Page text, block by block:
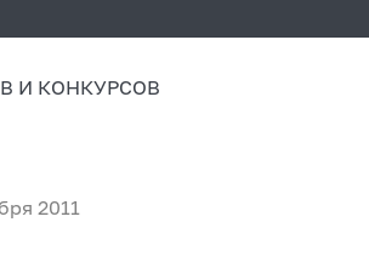
И КОНКУРСОВ
2011